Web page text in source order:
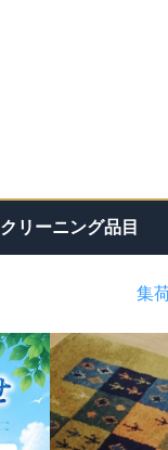
クリーニング品目
集